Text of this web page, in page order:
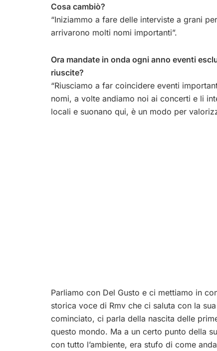
Cosa cambiò?
“Iniziammo a fare delle interviste a grani
arrivarono molti nomi importanti”.
Ora mandate in onda ogni anno eventi
riuscite?
“Riusciamo a far coincidere eventi
nomi, a volte andiamo noi ai concerti e li
locali e suonano qui, è un modo per
Parliamo con Del Gusto e ci mettiamo in
storica voce di Rmv che ci saluta con la
cominciato, ci parla della nascita delle
questo mondo. Ma a un certo punto della
con tutto l’ambiente, era stufo di come